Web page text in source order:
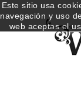
Este sitio usa
navegación y uso
web aceptas el